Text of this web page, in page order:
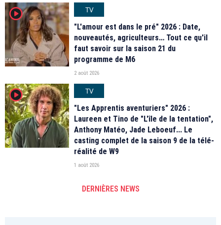
player2
TV
"L'amour est dans le pré" 2026 : Date,
nouveautés, agriculteurs… Tout ce qu'il
faut savoir sur la saison 21 du
programme de M6
2 août 2026
player2
TV
"Les Apprentis aventuriers" 2026 :
Laureen et Tino de "L'île de la tentation",
Anthony Matéo, Jade Leboeuf... Le
casting complet de la saison 9 de la télé-
réalité de W9
1 août 2026
DERNIÈRES NEWS